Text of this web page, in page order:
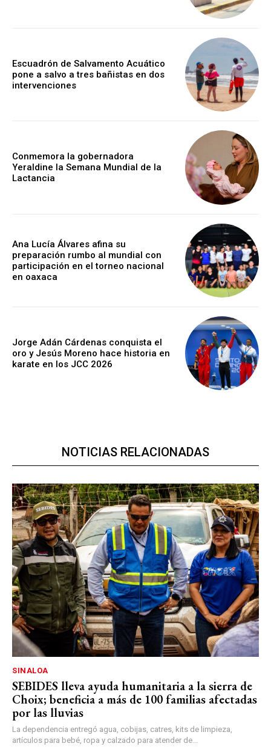
Escuadrón de Salvamento Acuático
pone a salvo a tres bañistas en dos
intervenciones
Conmemora la gobernadora
Yeraldine la Semana Mundial de la
Lactancia
Ana Lucía Álvares afina su
preparación rumbo al mundial con
participación en el torneo nacional
en oaxaca
Jorge Adán Cárdenas conquista el
oro y Jesús Moreno hace historia en
karate en los JCC 2026
NOTICIAS RELACIONADAS
SINALOA
SEBIDES lleva ayuda humanitaria a la sierra de
Choix; beneficia a más de 100 familias afectadas
por las lluvias
La dependencia entregó agua, cobijas, catres, kits de limpieza,
artículos para bebé, ropa y calzado para atender de...